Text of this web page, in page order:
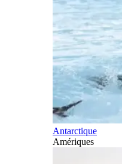
Antarctique
Amériques